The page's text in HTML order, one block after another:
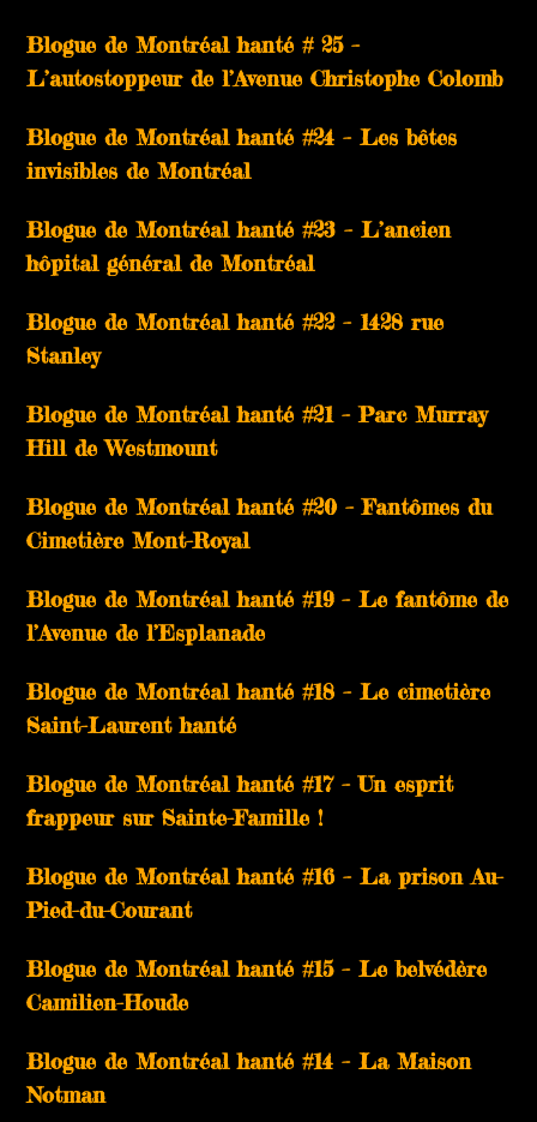
Blogue de Montréal hanté # 25 –
L’autostoppeur de l’Avenue Christophe Colomb
Blogue de Montréal hanté #24 – Les bêtes
invisibles de Montréal
Blogue de Montréal hanté #23 – L’ancien
hôpital général de Montréal
Blogue de Montréal hanté #22 – 1428 rue
Stanley
Blogue de Montréal hanté #21 – Parc Murray
Hill de Westmount
Blogue de Montréal hanté #20 – Fantômes du
Cimetière Mont-Royal
Blogue de Montréal hanté #19 – Le fantôme de
l’Avenue de l’Esplanade
Blogue de Montréal hanté #18 – Le cimetière
Saint-Laurent hanté
Blogue de Montréal hanté #17 – Un esprit
frappeur sur Sainte-Famille !
Blogue de Montréal hanté #16 – La prison Au-
Pied-du-Courant
Blogue de Montréal hanté #15 – Le belvédère
Camilien-Houde
Blogue de Montréal hanté #14 – La Maison
Notman